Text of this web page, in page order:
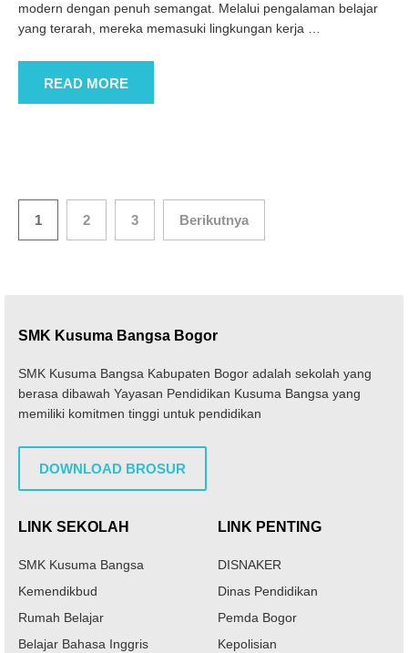
modern dengan penuh semangat. Melalui pengalaman belajar
yang terarah, mereka memasuki lingkungan kerja …
READ MORE
Paginasi
1 2 3 Berikutnya
SMK Kusuma Bangsa Bogor
SMK Kusuma Bangsa Kabupaten Bogor adalah sekolah yang
berasa dibawah Yayasan Pendidikan Kusuma Bangsa yang
memiliki komitmen tinggi untuk pendidikan
DOWNLOAD BROSUR
LINK SEKOLAH
SMK Kusuma Bangsa
Kemendikbud
Rumah Belajar
Belajar Bahasa Inggris
LINK PENTING
DISNAKER
Dinas Pendidikan
Pemda Bogor
Kepolisian